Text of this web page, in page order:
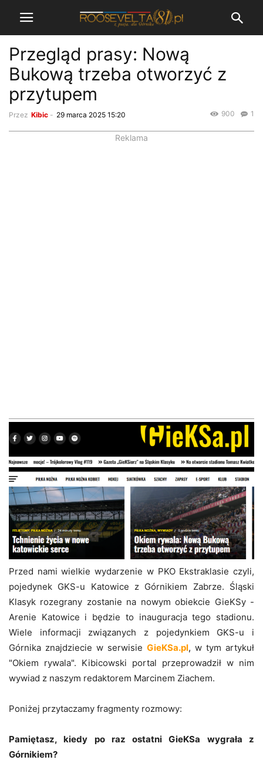
Przegląd prasy: Nową
Bukową trzeba otworzyć z
przytupem
Przez Kibic - 29 marca 2025 15:20 1
900
Przed nami wielkie wydarzenie w PKO Ekstraklasie czyli,
pojedynek GKS-u Katowice z Górnikiem Zabrze. Śląski
Klasyk rozegrany zostanie na nowym obiekcie GieKSy -
Arenie Katowice i będzie to inauguracja tego stadionu.
Wiele informacji związanych z pojedynkiem GKS-u i
Górnika znajdziecie w serwisie GieKSa.pl, w tym artykuł
"Okiem rywala". Kibicowski portal przeprowadził w nim
wywiad z naszym redaktorem Marcinem Ziachem.
Poniżej przytaczamy fragmenty rozmowy:
Pamiętasz, kiedy po raz ostatni GieKSa wygrała z
Górnikiem?